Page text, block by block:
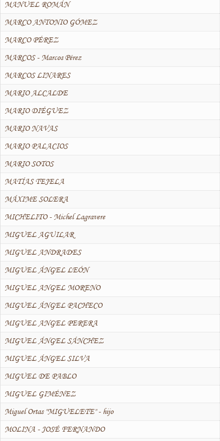
MANUEL ROMÁN
MARCO ANTONIO GÓMEZ
MARCO PÉREZ
MARCOS - Marcos Pérez
MARCOS LINARES
MARIO ALCALDE
MARIO DIÉGUEZ
MARIO NAVAS
MARIO PALACIOS
MARIO SOTOS
MATÍAS TEJELA
MÁXIME SOLERA
MICHELITO - Michel Lagravere
MIGUEL AGUILAR
MIGUEL ANDRADES
MIGUEL ÁNGEL LEÓN
MIGUEL ANGEL MORENO
MIGUEL ÁNGEL PACHECO
MIGUEL ANGEL PERERA
MIGUEL ÁNGEL SÁNCHEZ
MIGUEL ÁNGEL SILVA
MIGUEL DE PABLO
MIGUEL GIMÉNEZ
Miguel Ortas "MIGUELETE" - hijo
MOLINA - JOSÉ FERNANDO